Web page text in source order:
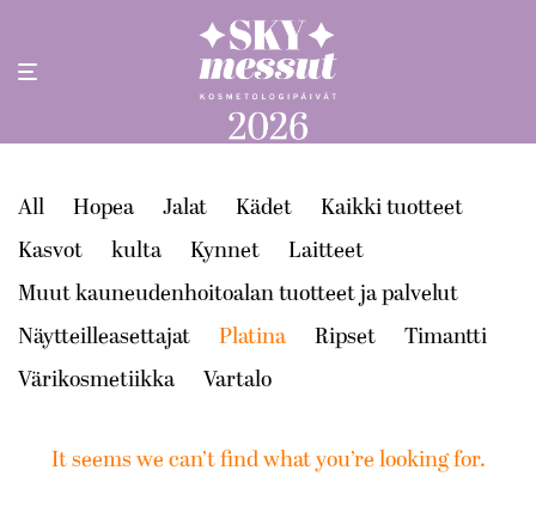
All Hopea Jalat Kädet
Kaikki tuotteet
Kasvot
kulta Kynnet
Laitteet
Muut kauneudenhoitoalan tuotteet ja palvelut
Näytteilleasettajat
Platina Ripset
Timantti
Värikosmetiikka
Vartalo
It seems we can’t find what you’re looking for.